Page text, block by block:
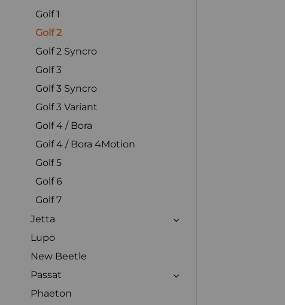
Golf 1
Golf 2
Golf 2 Syncro
Golf 3
Golf 3 Syncro
Golf 3 Variant
Golf 4 / Bora
Golf 4 / Bora 4Motion
Golf 5
Golf 6
Golf 7
Jetta
Lupo
New Beetle
Passat
Phaeton